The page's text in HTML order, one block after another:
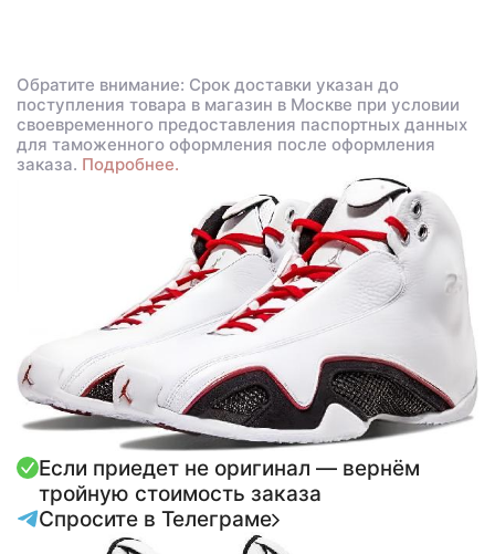
Обратите внимание: Срок доставки указан до
поступления товара в магазин в Москве при условии
своевременного предоставления паспортных данных
для таможенного оформления после оформления
заказа. Подробнее.
Если приедет не оригинал — вернём
тройную стоимость заказа
Спросите в Телеграме